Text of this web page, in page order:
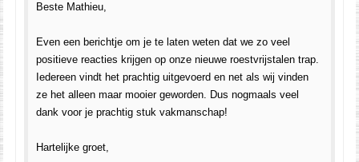
Beste Mathieu,
Even een berichtje om je te laten weten dat we zo veel
positieve reacties krijgen op onze nieuwe roestvrijstalen trap.
Iedereen vindt het prachtig uitgevoerd en net als wij vinden
ze het alleen maar mooier geworden. Dus nogmaals veel
dank voor je prachtig stuk vakmanschap!
Hartelijke groet,